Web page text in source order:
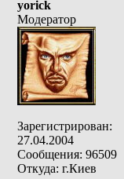
yorick
Модератор
Зарегистрирован:
27.04.2004
Сообщения: 96509
Откуда: г.Киев